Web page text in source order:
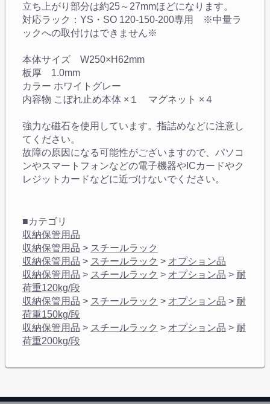
立ち上がり部分は約25～27mmほどになります。
対応ラック：YS・SO 120-150-200専用 ※中量ラ
ックへの取付けはできません※
本体サイズ W250×H62mm
板厚 1.0mm
カラー ホワイトグレー
内容物 こぼれ止め本体 ×１ マグネット ×４
強力な磁石を使用しています。指詰めなどに注意し
てください。
故障の原因になる可能性がございますので、パソコ
ンやスマートフォンなどの電子機器やICカードやク
レジットカードなどに近づけないでください。
■カテゴリ
収納保管用品
収納保管用品 > スチールラック
収納保管用品 > スチールラック > オプション品
収納保管用品 > スチールラック > オプション品 > 耐
荷重120kg/段
収納保管用品 > スチールラック > オプション品 > 耐
荷重150kg/段
収納保管用品 > スチールラック > オプション品 > 耐
荷重200kg/段